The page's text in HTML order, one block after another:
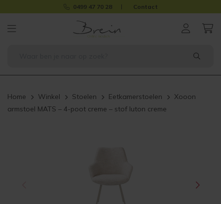
0499 47 70 28 Contact
Home Winkel Stoelen Eetkamerstoelen
Xooon
armstoel MATS – 4-poot creme – stof luton creme